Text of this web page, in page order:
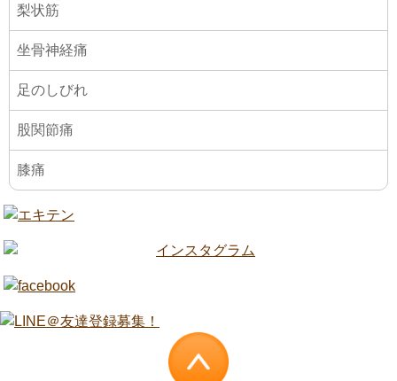
梨状筋
坐骨神経痛
足のしびれ
股関節痛
膝痛